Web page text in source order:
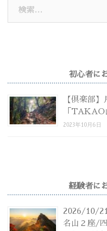
初心者に
【倶楽部
「TAKAO
2023年10月6日
経験者に
2026/10/
名山２座/